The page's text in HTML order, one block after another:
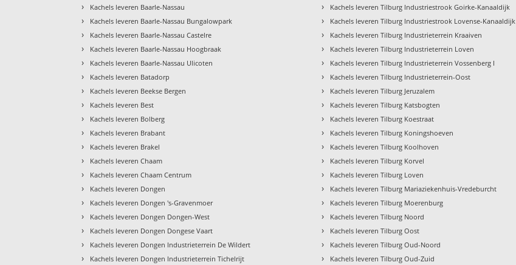
› Kachels leveren Baarle-Nassau
› Kachels leveren Baarle-Nassau Bungalowpark
› Kachels leveren Baarle-Nassau Castelre
› Kachels leveren Baarle-Nassau Hoogbraak
› Kachels leveren Baarle-Nassau Ulicoten
› Kachels leveren Batadorp
› Kachels leveren Beekse Bergen
› Kachels leveren Best
› Kachels leveren Bolberg
› Kachels leveren Brabant
› Kachels leveren Brakel
› Kachels leveren Chaam
› Kachels leveren Chaam Centrum
› Kachels leveren Dongen
› Kachels leveren Dongen 's-Gravenmoer
› Kachels leveren Dongen Dongen-West
› Kachels leveren Dongen Dongese Vaart
› Kachels leveren Dongen Industrieterrein De Wildert
› Kachels leveren Dongen Industrieterrein Tichelrijt
› Kachels leveren Tilburg Industriestrook Goirke-Kanaaldijk
› Kachels leveren Tilburg Industriestrook Lovense-Kanaaldijk
› Kachels leveren Tilburg Industrieterrein Kraaiven
› Kachels leveren Tilburg Industrieterrein Loven
› Kachels leveren Tilburg Industrieterrein Vossenberg I
› Kachels leveren Tilburg Industrieterrein-Oost
› Kachels leveren Tilburg Jeruzalem
› Kachels leveren Tilburg Katsbogten
› Kachels leveren Tilburg Koestraat
› Kachels leveren Tilburg Koningshoeven
› Kachels leveren Tilburg Koolhoven
› Kachels leveren Tilburg Korvel
› Kachels leveren Tilburg Loven
› Kachels leveren Tilburg Mariaziekenhuis-Vredeburcht
› Kachels leveren Tilburg Moerenburg
› Kachels leveren Tilburg Noord
› Kachels leveren Tilburg Oost
› Kachels leveren Tilburg Oud-Noord
› Kachels leveren Tilburg Oud-Zuid